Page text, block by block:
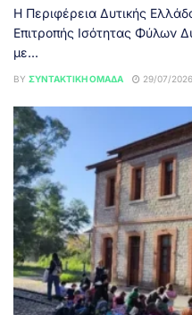
Η Περιφέρεια Δυτικής
Επιτροπής Ισότητας Φύλων
με...
BY ΣΥΝΤΑΚΤΙΚΉ ΟΜΆΔΑ 29/07/